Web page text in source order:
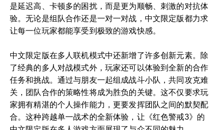
是延迟高、卡顿多的困扰，而是更为顺畅、刺激的对抗体
验。无论是组队合作还是一对一对战，中文限定版都力求
让每一位玩家都能享受到极致的游戏快感。
中文限定版在多人联机模式中还新增了许多创新元素。除
了经典的多人对战模式外，玩家还可以体验到全新的合作
任务和挑战。通过与朋友一起组成战斗小队，共同攻克难
关，团队合作的策略性将成为胜负的关键。这不仅要求玩
家拥有精湛的个人操作能力，更要发挥团队之间的默契配
合。这种跨越单一战术的全新体验，让《红色警戒3》的